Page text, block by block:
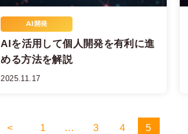
AI開発
AIを活用して個人開発を有利に進
める方法を解説
2025.11.17
< 1 … 3 4 5